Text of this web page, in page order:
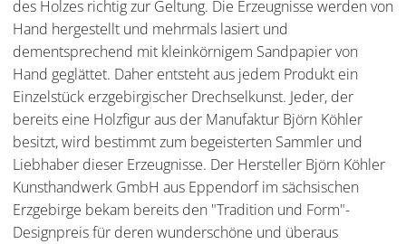
des Holzes richtig zur Geltung. Die Erzeugnisse werden von
Hand hergestellt und mehrmals lasiert und
dementsprechend mit kleinkörnigem Sandpapier von
Hand geglättet. Daher entsteht aus jedem Produkt ein
Einzelstück erzgebirgischer Drechselkunst. Jeder, der
bereits eine Holzfigur aus der Manufaktur Björn Köhler
besitzt, wird bestimmt zum begeisterten Sammler und
Liebhaber dieser Erzeugnisse. Der Hersteller Björn Köhler
Kunsthandwerk GmbH aus Eppendorf im sächsischen
Erzgebirge bekam bereits den "Tradition und Form"-
Designpreis für deren wunderschöne und überaus